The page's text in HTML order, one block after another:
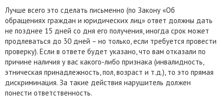
Лучше всего это сделать письменно (по Закону «Об
обращениях граждан и юридических лиц» ответ должны дать
не позднее 15 дней со дня его получения, иногда срок может
продлеваться до 30 дней – но только, если требуется провести
проверку). Если в ответе будет указано, что вам отказали по
причине наличия у вас какого-либо признака (инвалидность,
этническая принадлежность, пол, возраст и т.д.), то это прямая
дискриминация. За такие действия нарушитель должен
понести ответственность.